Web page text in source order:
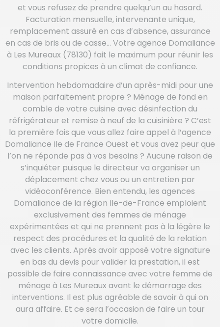
et vous refusez de prendre quelqu’un au hasard.
Facturation mensuelle, intervenante unique,
remplacement assuré en cas d’absence, assurance
en cas de bris ou de casse… Votre agence Domaliance
à Les Mureaux (78130) fait le maximum pour réunir les
conditions propices à un climat de confiance.
Intervention hebdomadaire d’un après-midi pour une
maison parfaitement propre ? Ménage de fond en
comble de votre cuisine avec désinfection du
réfrigérateur et remise à neuf de la cuisinière ? C’est
la première fois que vous allez faire appel à l’agence
Domaliance Ile de France Ouest et vous avez peur que
l’on ne réponde pas à vos besoins ? Aucune raison de
s’inquiéter puisque le directeur va organiser un
déplacement chez vous ou un entretien par
vidéoconférence. Bien entendu, les agences
Domaliance de la région Ile-de-France emploient
exclusivement des femmes de ménage
expérimentées et qui ne prennent pas à la légère le
respect des procédures et la qualité de la relation
avec les clients. Après avoir apposé votre signature
en bas du devis pour valider la prestation, il est
possible de faire connaissance avec votre femme de
ménage à Les Mureaux avant le démarrage des
interventions. Il est plus agréable de savoir à qui on
aura affaire. Et ce sera l’occasion de faire un tour
votre domicile.